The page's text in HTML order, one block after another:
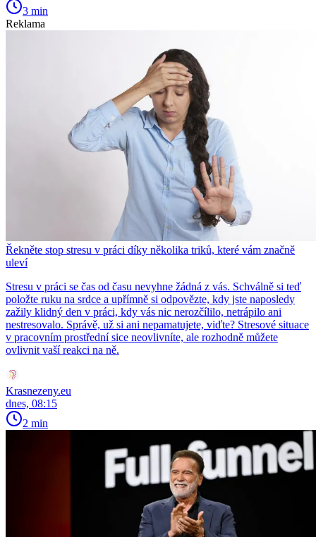
3 min
Reklama
Řekněte stop stresu v práci díky několika triků, které vám značně
uleví
Stresu v práci se čas od času nevyhne žádná z vás. Schválně si teď
položte ruku na srdce a upřímně si odpovězte, kdy jste naposledy
zažily klidný den v práci, kdy vás nic nerozčílilo, netrápilo ani
nestresovalo. Správě, už si ani nepamatujete, viďte? Stresové situace
v pracovním prostřední sice neovlivníte, ale rozhodně můžete
ovlivnit vaší reakci na ně.
Krasnezeny.eu
dnes, 08:15
2 min